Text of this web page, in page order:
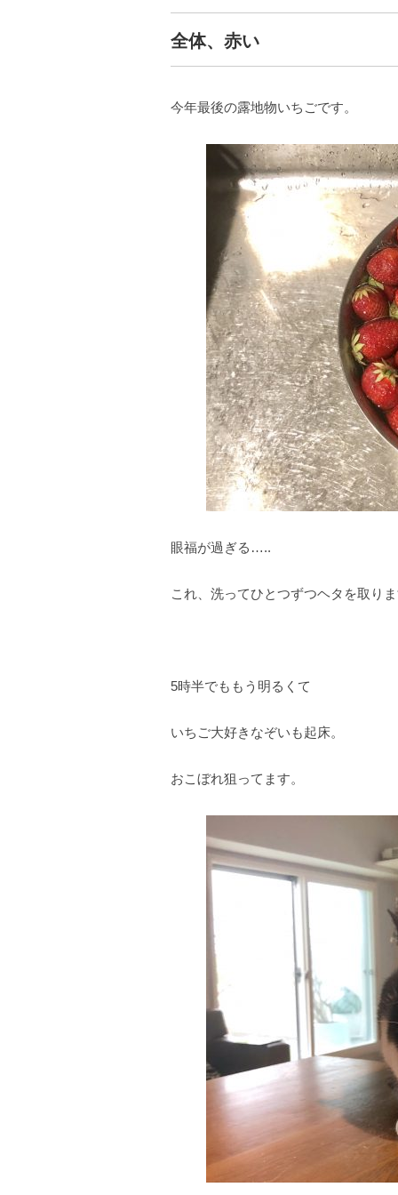
全体、赤い
今年最後の露地物いちごです。
眼福が過ぎる…..
これ、洗ってひとつずつヘタを取りま
5時半でももう明るくて
いちご大好きなぞいも起床。
おこぼれ狙ってます。